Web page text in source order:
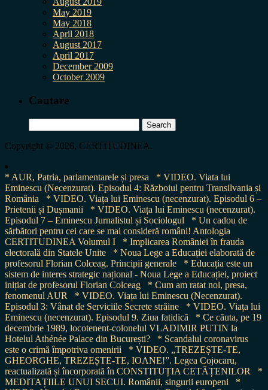
May 2019
May 2018
April 2018
August 2017
April 2017
December 2009
October 2009
Cautare
for:
Copyright © 2026, CERTITUDINEA.
* AUR, Patria, parlamentarele și presa
* VIDEO. Viata lui
Eminescu (Necenzurat). Episodul 4: Războiul pentru Transilvania și
România
* VIDEO. Viața lui Eminescu (necenzurat). Episodul 6 –
Prietenii și Dușmanii
* VIDEO. Viața lui Eminescu (necenzurat).
Episodul 7 – Eminescu Jurnalistul și Sociologul
* Un cadou de
sărbători pentru cei care se mai consideră români! Antologia
CERTITUDINEA Volumul I
* Implicarea României în frauda
electorală din Statele Unite
* Noua Lege a Educației elaborată de
profesorul Florian Colceag. Principii generale
* Educația este un
sistem de interes strategic național - Noua Lege a Educației, proiect
inițiat de profesorul Florian Colceag
* Cum am ratat noi, presa,
fenomenul AUR
* VIDEO. Viața lui Eminescu (Necenzurat).
Episodul 3: Vânat de Serviciile Secrete străine
* VIDEO. Viața lui
Eminescu (necenzurat). Episodul 9. Ziua fatidică
* Ce căuta, pe 19
decembrie 1989, locotenent-colonelul VLADIMIR PUTIN la
Hotelul Athénée Palace din București?
* Scandalul coronavirus
este o crimă împotriva omenirii
* VIDEO. „TREZEȘTE-TE,
GHEORGHE, TREZEȘTE-TE, IOANE!”. Legea Cojocaru,
reactualizată și încorporată în CONSTITUȚIA CETĂȚENILOR
*
MEDITAȚIILE UNUI SECUI. Românii, singurii europeni
*